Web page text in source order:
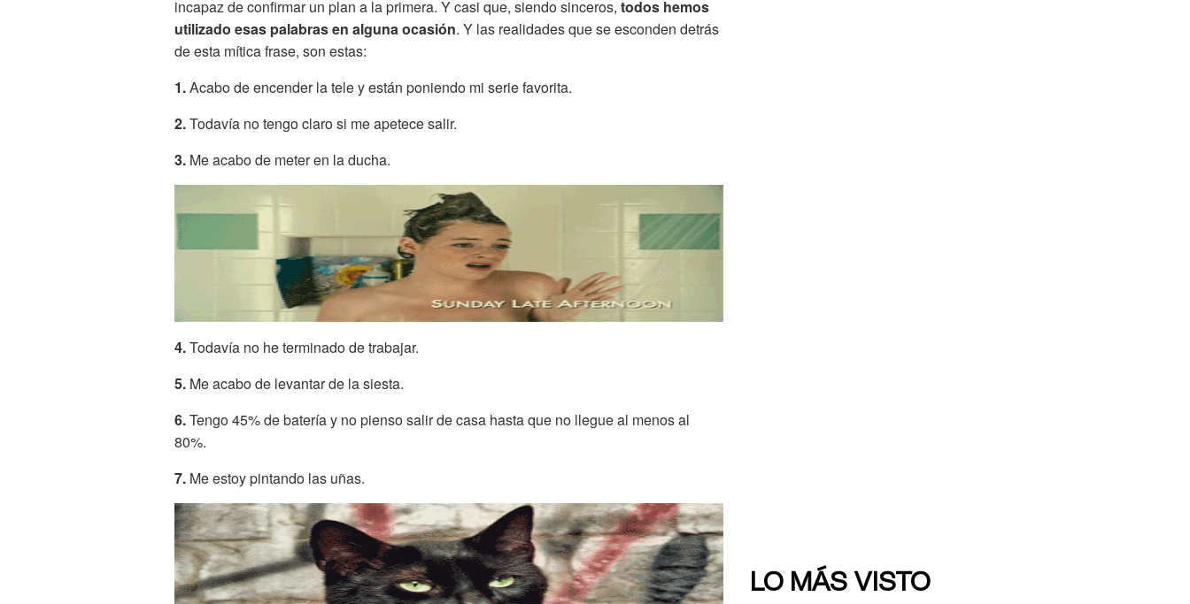
incapaz de confirmar un plan a la primera. Y casi que, siendo sinceros, todos hemos
utilizado esas palabras en alguna ocasión. Y las realidades que se esconden detrás
de esta mítica frase, son estas:
1.Acabo de encender la tele y están poniendo mi serie favorita.
2.Todavía no tengo claro si me apetece salir.
3. Me acabo de meter en la ducha.
4.Todavía no he terminado de trabajar.
5. Me acabo de levantar de la siesta.
6.Tengo 45% de batería y no pienso salir de casa hasta que no llegue al menos al
80%.
7. Me estoy pintando las uñas.
LO MÁS VISTO